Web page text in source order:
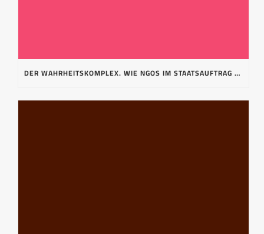
DER WAHRHEITSKOMPLEX. WIE NGOS IM STAATSAUFTRAG UNERWÜNSCHTE MEINUNGEN BEKÄMPFEN